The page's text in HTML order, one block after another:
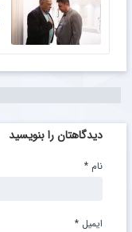
دیدگاهتان را بنویسید
نام *
ایمیل *